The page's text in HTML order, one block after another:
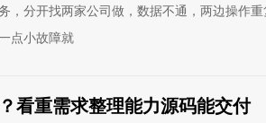
，分开找两家公司做，数据不通，两边操作
点小故障就
看重需求整理能力源码能交付